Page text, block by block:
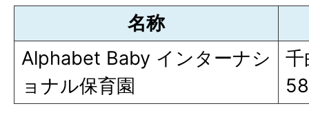
名称
Alphabet Baby インターナシ
ョナル保育園
千